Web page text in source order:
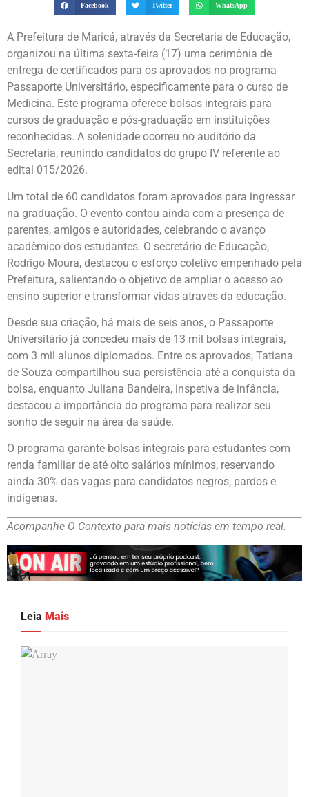
Facebook Twitter WhatsApp
A Prefeitura de Maricá, através da Secretaria de Educação,
organizou na última sexta-feira (17) uma cerimônia de
entrega de certificados para os aprovados no programa
Passaporte Universitário, especificamente para o curso de
Medicina. Este programa oferece bolsas integrais para
cursos de graduação e pós-graduação em instituições
reconhecidas. A solenidade ocorreu no auditório da
Secretaria, reunindo candidatos do grupo IV referente ao
edital 015/2026.
Um total de 60 candidatos foram aprovados para ingressar
na graduação. O evento contou ainda com a presença de
parentes, amigos e autoridades, celebrando o avanço
acadêmico dos estudantes. O secretário de Educação,
Rodrigo Moura, destacou o esforço coletivo empenhado pela
Prefeitura, salientando o objetivo de ampliar o acesso ao
ensino superior e transformar vidas através da educação.
Desde sua criação, há mais de seis anos, o Passaporte
Universitário já concedeu mais de 13 mil bolsas integrais,
com 3 mil alunos diplomados. Entre os aprovados, Tatiana
de Souza compartilhou sua persistência até a conquista da
bolsa, enquanto Juliana Bandeira, inspetiva de infância,
destacou a importância do programa para realizar seu
sonho de seguir na área da saúde.
O programa garante bolsas integrais para estudantes com
renda familiar de até oito salários mínimos, reservando
ainda 30% das vagas para candidatos negros, pardos e
indígenas.
Acompanhe O Contexto para mais notícias em tempo real.
Leia Mais